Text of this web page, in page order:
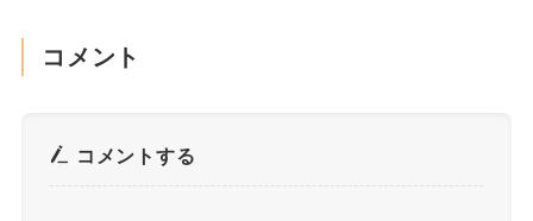
コメント
コメントする